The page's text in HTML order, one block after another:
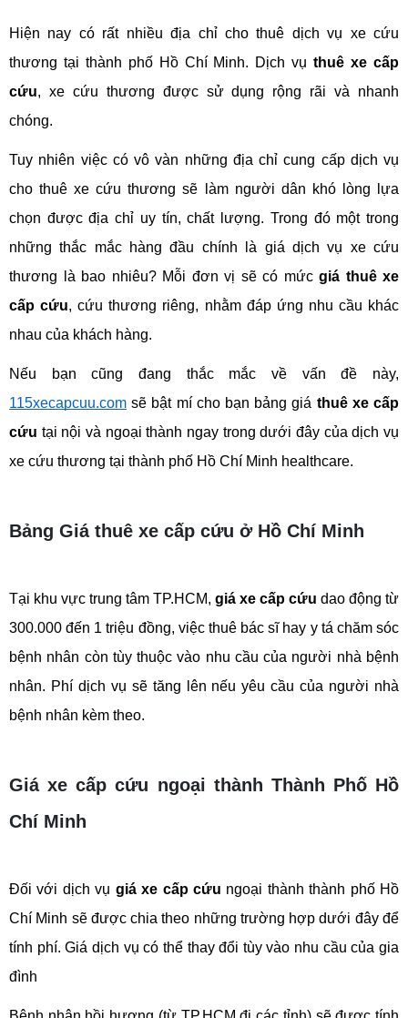
Hiện nay có rất nhiều địa chỉ cho thuê dịch vụ xe cứu
thương tại thành phố Hồ Chí Minh. Dịch vụ thuê xe cấp
cứu, xe cứu thương được sử dụng rộng rãi và nhanh
chóng.
Tuy nhiên việc có vô vàn những địa chỉ cung cấp dịch vụ
cho thuê xe cứu thương sẽ làm người dân khó lòng lựa
chọn được địa chỉ uy tín, chất lượng. Trong đó một trong
những thắc mắc hàng đầu chính là giá dịch vụ xe cứu
thương là bao nhiêu? Mỗi đơn vị sẽ có mức giá thuê xe
cấp cứu, cứu thương riêng, nhằm đáp ứng nhu cầu khác
nhau của khách hàng.
115xecapcuu.com sẽ bật mí cho bạn bảng giá thuê xe cấp
cứu tại nội và ngoại thành ngay trong dưới đây của dịch vụ
xe cứu thương tại thành phố Hồ Chí Minh healthcare.
Bảng Giá thuê xe cấp cứu ở Hồ Chí Minh
Tại khu vực trung tâm TP.HCM, giá xe cấp cứu dao động từ
300.000 đến 1 triệu đồng, việc thuê bác sĩ hay y tá chăm sóc
bệnh nhân còn tùy thuộc vào nhu cầu của người nhà bệnh
nhân. Phí dịch vụ sẽ tăng lên nếu yêu cầu của người nhà
bệnh nhân kèm theo.
Giá xe cấp cứu ngoại thành Thành Phố Hồ
Chí Minh
Đối với dịch vụ giá xe cấp cứu ngoại thành thành phố Hồ
Chí Minh sẽ được chia theo những trường hợp dưới đây để
tính phí. Giá dịch vụ có thể thay đổi tùy vào nhu cầu của gia
đình